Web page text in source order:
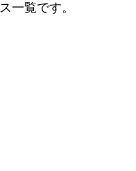
一覧です。